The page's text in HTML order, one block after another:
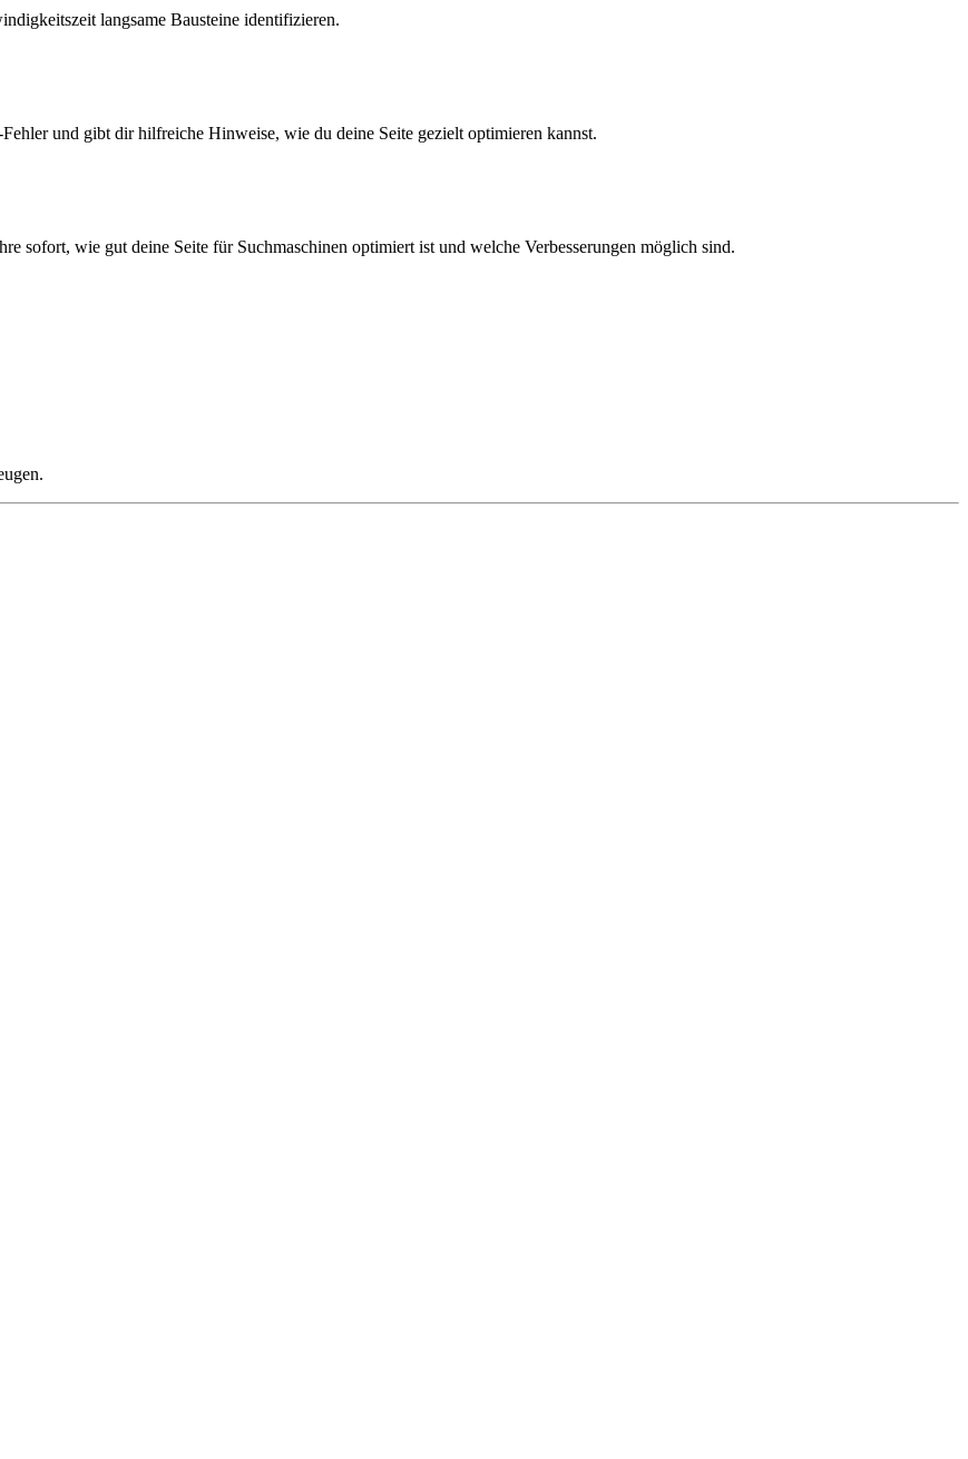
langsame Bausteine identifizieren.
und gibt dir hilfreiche Hinweise, wie du deine Seite gezielt optimieren kannst.
sofort, wie gut deine Seite für Suchmaschinen optimiert ist und welche Verbesserungen möglich sind.